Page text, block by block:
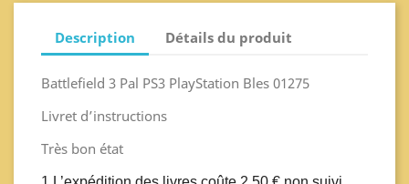
Description Détails du produit
Battlefield 3 Pal PS3 PlayStation Bles 01275
Livret d’instructions
Très bon état